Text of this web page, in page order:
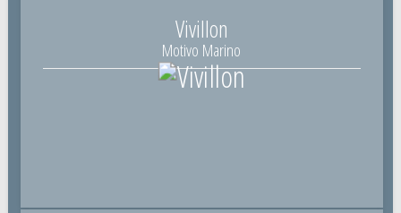
Vivillon
Motivo Marino